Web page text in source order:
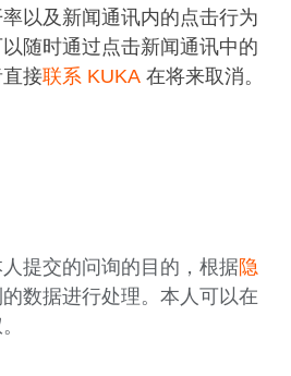
以及新闻通讯内的点击行为
随时通过点击新闻通讯中的
接联系 KUKA 在将来取消。
提交的问询的目的，根据隐
数据进行处理。本人可以在